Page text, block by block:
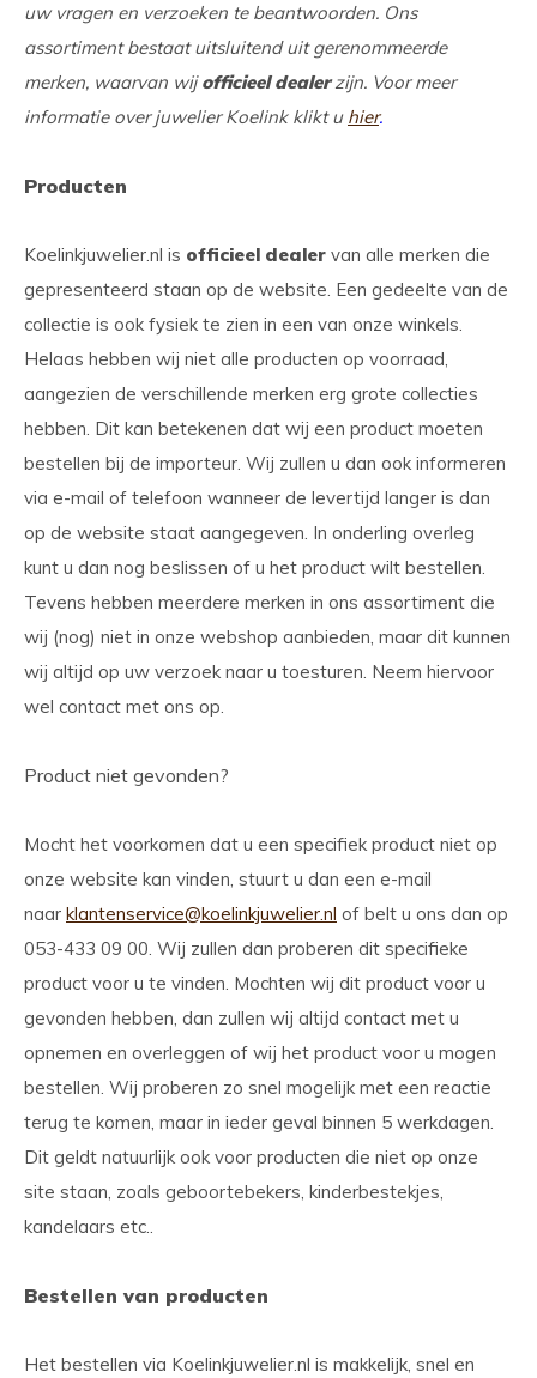
uw vragen en verzoeken te beantwoorden. Ons
assortiment bestaat uitsluitend uit gerenommeerde
merken, waarvan wijofficieel dealerzijn. Voor meer
informatie over juwelier Koelink klikt u hier.
Producten
Koelinkjuwelier.nl is officieel dealer van alle merken die
gepresenteerd staan op de website. Een gedeelte van de
collectie is ook fysiek te zien in een van onze winkels.
Helaas hebben wij niet alle producten op voorraad,
aangezien de verschillende merken erg grote collecties
hebben. Dit kan betekenen dat wij een product moeten
bestellen bij de importeur. Wij zullen u dan ook informeren
via e-mail of telefoon wanneer de levertijd langer is dan
op de website staat aangegeven. In onderling overleg
kunt u dan nog beslissen of u het product wilt bestellen.
Tevens hebben meerdere merken in ons assortiment die
wij (nog) niet in onze webshop aanbieden, maar dit kunnen
wij altijd op uw verzoek naar u toesturen. Neem hiervoor
wel contact met ons op.
Product niet gevonden?
Mocht het voorkomen dat u een specifiek product niet op
onze website kan vinden, stuurt u dan een e-mail
naar klantenservice@koelinkjuwelier.nl of belt u ons dan op
053-433 09 00. Wij zullen dan proberen dit specifieke
product voor u te vinden. Mochten wij dit product voor u
gevonden hebben, dan zullen wij altijd contact met u
opnemen en overleggen of wij het product voor u mogen
bestellen. Wij proberen zo snel mogelijk met een reactie
terug te komen, maar in ieder geval binnen 5 werkdagen.
Dit geldt natuurlijk ook voor producten die niet op onze
site staan, zoals geboortebekers, kinderbestekjes,
kandelaars etc..
Bestellen van producten
Het bestellen via Koelinkjuwelier.nl is makkelijk, snel en